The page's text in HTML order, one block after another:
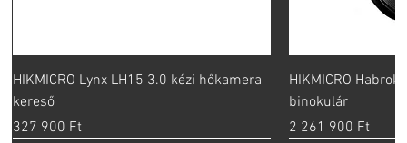
HIKMICRO Lynx LH15 3.0 kézi hőkamera
kereső
Ár
327 900 Ft
HIKMICRO
binokulár
Ár
2 261 900 Ft